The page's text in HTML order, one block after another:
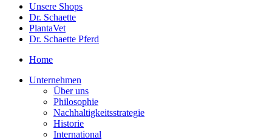
Unsere Shops
Dr. Schaette
PlantaVet
Dr. Schaette Pferd
Home
Unternehmen
Über uns
Philosophie
Nachhaltigkeitsstrategie
Historie
International